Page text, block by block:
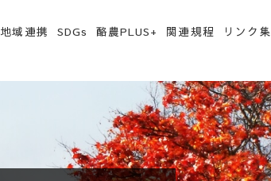
地域連携 SDGs 酪農PLUS+ 関連規程 リンク集